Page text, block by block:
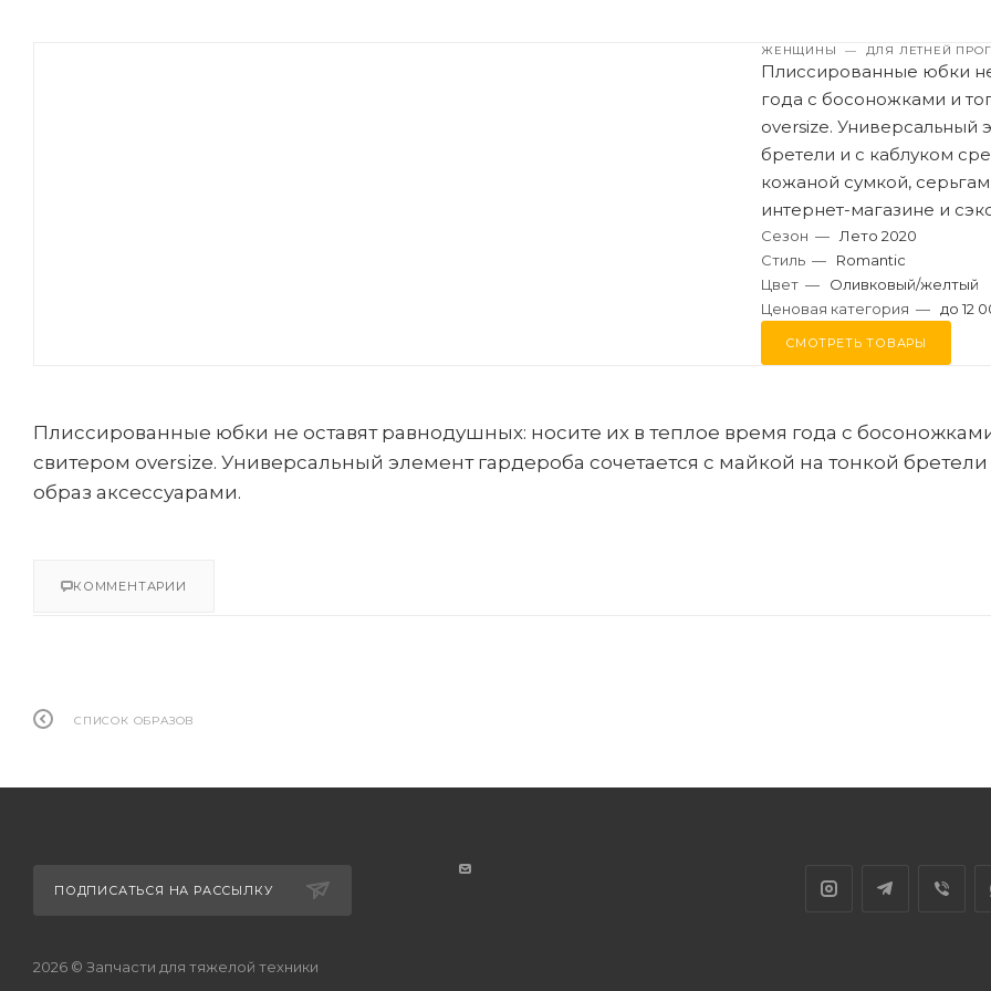
ЖЕНЩИНЫ— ДЛЯ ЛЕТНЕЙ
Плиссированные юбки
года с босоножками и
oversize. Универсальный
бретели и с каблуком
кожаной сумкой,
интернет-магазине и
Сезон —
Лето 2020
Стиль —
Romantic
Цвет —
Оливковый/желтый
Ценовая категория — до 12
СМОТРЕТЬ ТОВАРЫ
Плиссированные юбки не оставят равнодушных: носите их в теплое время года с
свитером oversize. Универсальный элемент гардероба сочетается с майкой на тонкой
образ аксессуарами.
КОММЕНТАРИИ
СПИСОК ОБРАЗОВ
ПОДПИСАТЬСЯ НА РАССЫЛКУ
2026 © Запчасти для тяжелой техники